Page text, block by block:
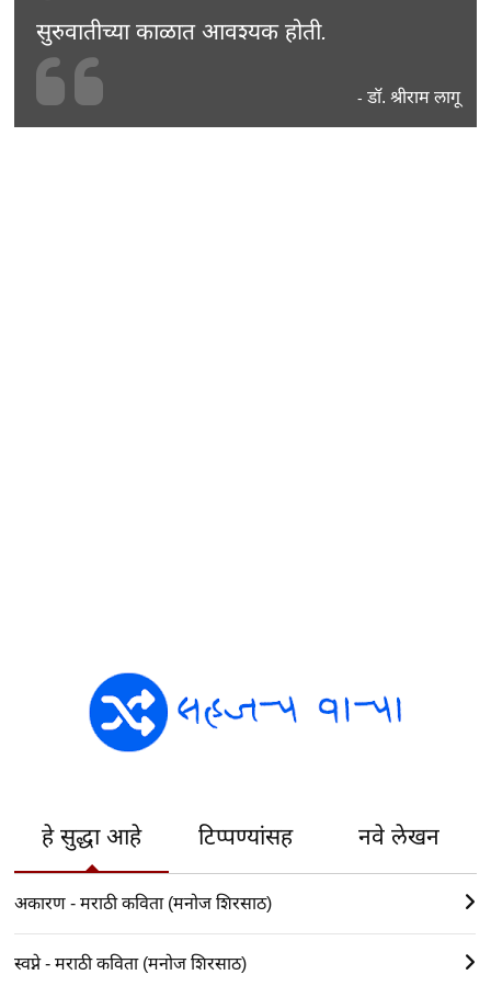
सुरुवातीच्या काळात आवश्यक होती.
- डॉ. श्रीराम लागू
हे सुद्धा आहे टिप्पण्यांसह नवे लेखन
अकारण - मराठी कविता (मनोज शिरसाठ)
स्वप्ने - मराठी कविता (मनोज शिरसाठ)